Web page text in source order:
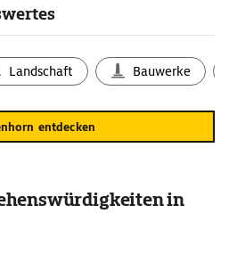
Landschaft Bauwerke
entdecken
in